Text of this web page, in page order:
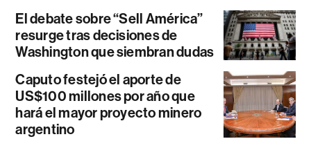
El debate sobre “Sell América”
resurge tras decisiones de
Washington que siembran dudas
Caputo festejó el aporte de
US$100 millones por año que
hará el mayor proyecto minero
argentino